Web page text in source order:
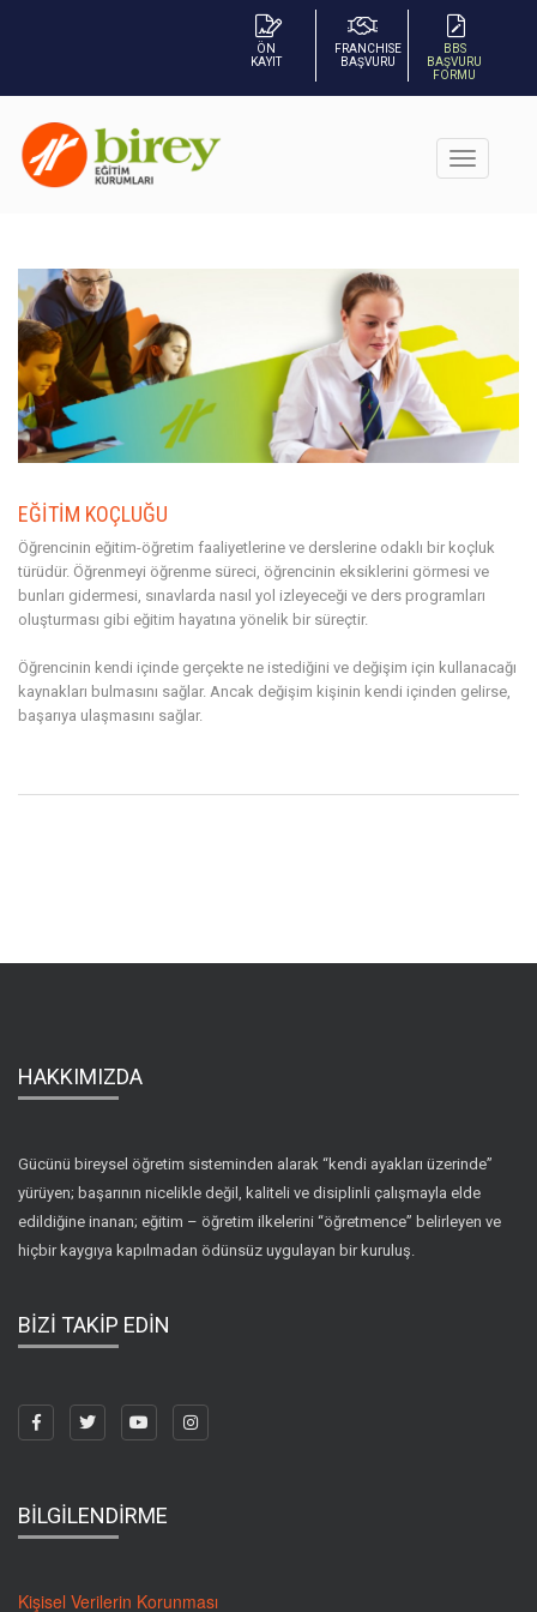
BBS
BAŞVURU
FORMU
FRANCHISE
BAŞVURU
ÖN
KAYIT
EĞİTİM KOÇLUĞU
Öğrencinin eğitim-öğretim faaliyetlerine ve derslerine odaklı bir koçluk
türüdür. Öğrenmeyi öğrenme süreci, öğrencinin eksiklerini görmesi ve
bunları gidermesi, sınavlarda nasıl yol izleyeceği ve ders programları
oluşturması gibi eğitim hayatına yönelik bir süreçtir.
Öğrencinin kendi içinde gerçekte ne istediğini ve değişim için kullanacağı
kaynakları bulmasını sağlar. Ancak değişim kişinin kendi içinden gelirse,
başarıya ulaşmasını sağlar.
HAKKIMIZDA
Gücünü bireysel öğretim sisteminden alarak “kendi ayakları üzerinde”
yürüyen; başarının nicelikle değil, kaliteli ve disiplinli çalışmayla elde
edildiğine inanan; eğitim – öğretim ilkelerini “öğretmence” belirleyen ve
hiçbir kaygıya kapılmadan ödünsüz uygulayan bir kuruluş.
BİZİ TAKİP EDİN
BİLGİLENDİRME
Kişisel Verilerin Korunması